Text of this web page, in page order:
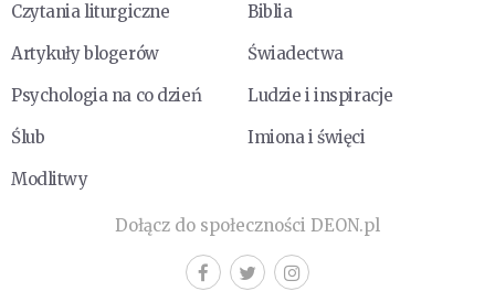
Czytania liturgiczne
Biblia
Artykuły blogerów
Świadectwa
Psychologia na co dzień
Ludzie i inspiracje
Ślub
Imiona i święci
Modlitwy
Dołącz do społeczności DEON.pl